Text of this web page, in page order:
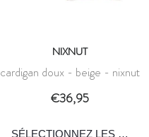
NIXNUT
cardigan doux - beige - nixnut
€36,95